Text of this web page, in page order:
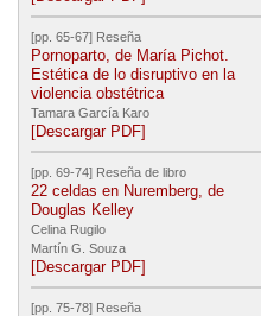
[pp. 65-67] Reseña
Pornoparto, de María Pichot.
Estética de lo disruptivo en la
violencia obstétrica
Tamara García Karo
[Descargar PDF]
[pp. 69-74] Reseña de libro
22 celdas en Nuremberg, de
Douglas Kelley
Celina Rugilo
Martín G. Souza
[Descargar PDF]
[pp. 75-78] Reseña